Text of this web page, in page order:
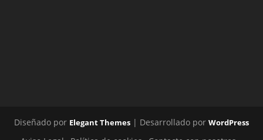
Diseñado por Elegant Themes | Desarrollado por WordPress